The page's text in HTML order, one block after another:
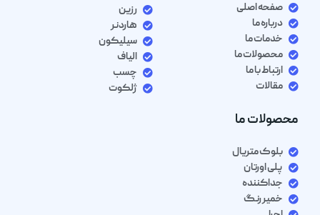
صفحه اصلی
درباره ما
خدمات ما
محصولات ما
ارتباط با ما
مقالات
رزین
هاردنر
سیلیکون
الیاف
چسب
ژلکوت
محصولات ما
بلوک متریال
پلی اورتان
جداکننده
خمیر رنگ